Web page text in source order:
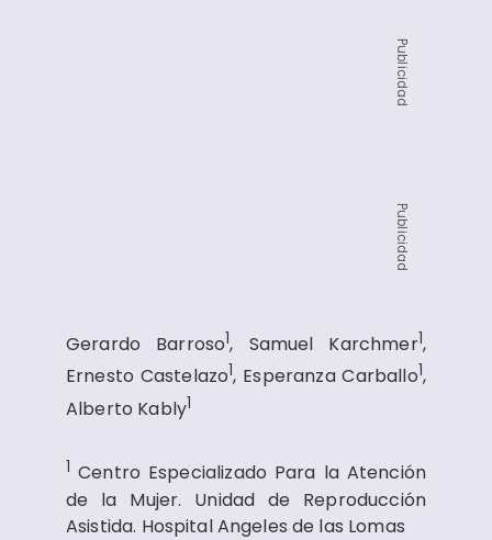
Publicidad
Publicidad
Gerardo Barroso1, Samuel Karchmer1,
Ernesto Castelazo1, Esperanza Carballo1,
Alberto Kably1
1 Centro Especializado Para la Atención
de la Mujer. Unidad de Reproducción
Asistida. Hospital Angeles de las Lomas